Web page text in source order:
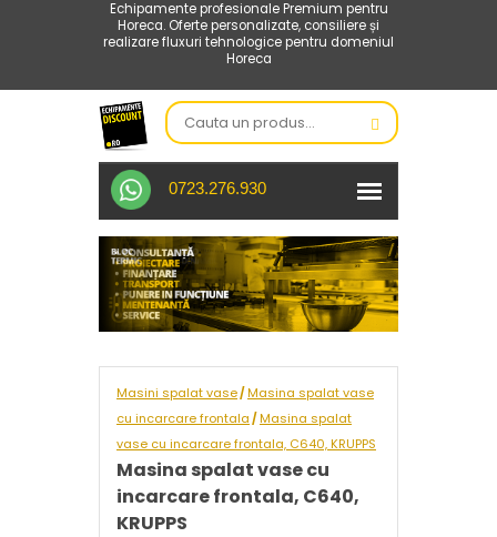
Echipamente profesionale Premium pentru
Horeca. Oferte personalizate, consiliere și
realizare fluxuri tehnologice pentru domeniul
Horeca
0723.276.930
Masini spalat vase/Masina spalat vase
cu incarcare frontala /Masina spalat
vase cu incarcare frontala, C640, KRUPPS
Masina spalat vase cu
incarcare frontala, C640,
KRUPPS